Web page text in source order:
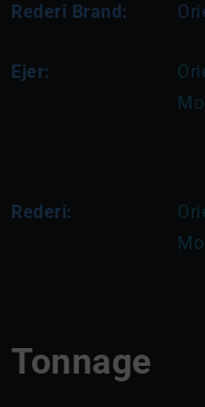
Rederi Brand:
Ejer:
Rederi:
Tonnage